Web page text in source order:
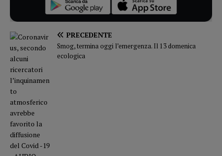
PRECEDENTE
Smog, termina oggi l’emergenza. Il 13 domenica
ecologica